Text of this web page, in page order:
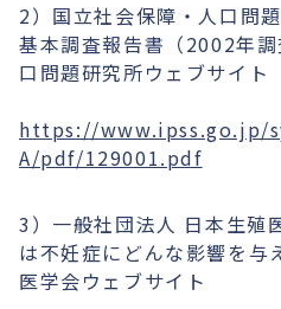
2）国立社会保障・人口問
基本調査報告書（2002年
口問題研究所ウェブサイト
https://www.ipss.go.jp/
A/pdf/129001.pdf
3）一般社団法人 日本生殖
は不妊症にどんな影響を与
医学会ウェブサイト